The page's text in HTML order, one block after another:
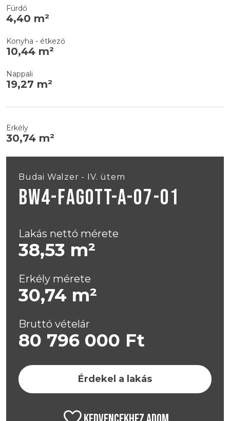
Fürdő
4,40 m²
Konyha - étkező
10,44 m²
Nappali
19,27 m²
Erkély
30,74 m²
Budai Walzer - IV. ütem
BW4-FAGOTT-A-07-01
Lakás nettó mérete
38,53 m²
Erkély mérete
30,74 m²
Bruttó vételár
80 796 000 Ft
Érdekel a lakás